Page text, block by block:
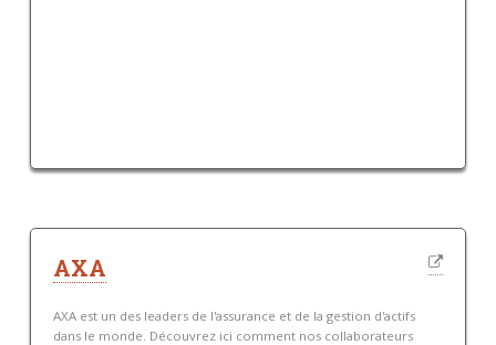
AXA
AXA est un des leaders de l'assurance et de la gestion d'actifs
dans le monde. Découvrez ici comment nos collaborateurs